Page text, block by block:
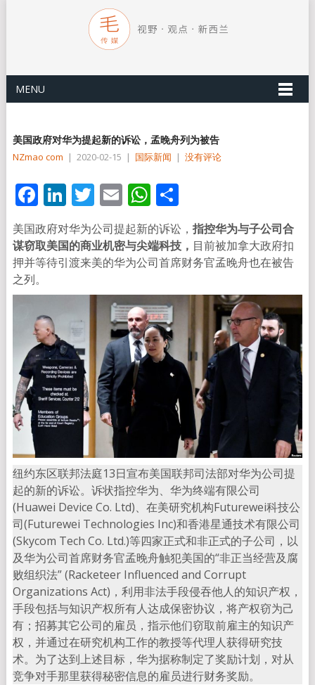
MENU
美国政府对华为提起新的诉讼，孟晚舟列为被告
NZmao com | 2020-02-15 | 国际新闻 | 没有评论
Facebook
LinkedIn
Twitter
EmailWhatsApp
分
享
美国政府对华为公司提起新的诉讼， 指控华为与子公司合
谋窃取美国的商业机密与尖端科技， 目前被加拿大政府扣
押并等待引渡来美的华为公司首席财务官孟晚舟也在被告
之列。
纽约东区联邦法庭13日宣布美国联邦司法部对华为公司提
起的新的诉讼。诉状指控华为、华为终端有限公司
(Huawei Device Co. Ltd)、在美研究机构Futurewei科技公
司(Futurewei Technologies Inc)和香港星通技术有限公司
(Skycom Tech Co. Ltd.)等四家正式和非正式的子公司，以
及华为公司首席财务官孟晚舟触犯美国的“非正当经营及腐
败组织法” (Racketeer Influenced and Corrupt
Organizations Act)，利用非法手段侵吞他人的知识产权，
手段包括与知识产权所有人达成保密协议，将产权窃为己
有；招募其它公司的雇员，指示他们窃取前雇主的知识产
权，并通过在研究机构工作的教授等代理人获得研究技
术。为了达到上述目标，华为据称制定了奖励计划，对从
竞争对手那里获得秘密信息的雇员进行财务奖励。